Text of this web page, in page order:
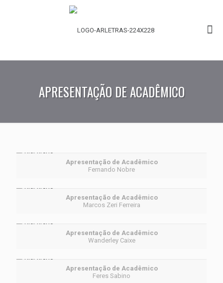
APRESENTAÇÃO DE ACADÊMICO
Apresentação de Acadêmico
Fernando Nobre
Apresentação de Acadêmico
Marcos Zeri Ferreira
Apresentação de Acadêmico
Wanderley Caixe
Apresentação de Acadêmico
Feres Sabino